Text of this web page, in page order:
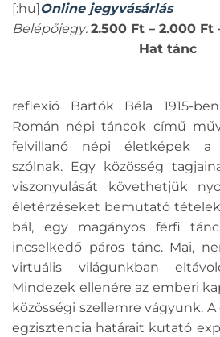
[:hu] Online jegyvásárlás
Belépőjegy:2.500 Ft – 2.000 Ft
Hat tánc
reflexió Bartók Béla 1915-
Román népi táncok című
felvillanó népi életképek a
szólnak. Egy közösség
viszonyulását követhetjük
életérzéseket bemutató
bál, egy magányos férfi
incselkedő páros tánc. Mai,
virtuális világunkban
Mindezek ellenére az emberi
közösségi szellemre vágyunk.
egzisztencia határait kutató